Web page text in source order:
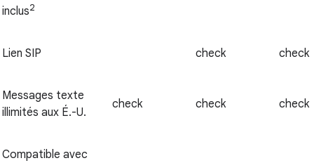
inclus2
Lien SIP check check
Messages texte
illimités aux É.-U.
check check check
Compatible avec